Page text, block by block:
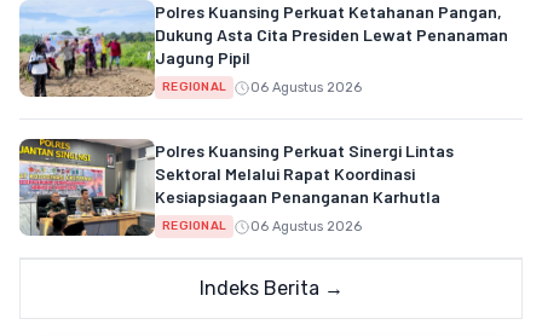
Polres Kuansing Perkuat Ketahanan Pangan,
Dukung Asta Cita Presiden Lewat Penanaman
Jagung Pipil
REGIONAL 06 Agustus 2026
Polres Kuansing Perkuat Sinergi Lintas
Sektoral Melalui Rapat Koordinasi
Kesiapsiagaan Penanganan Karhutla
REGIONAL 06 Agustus 2026
Indeks Berita →